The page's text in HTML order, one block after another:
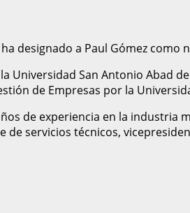
designado a Paul Gómez
Universidad San Antonio Abad
de Empresas por la
de experiencia en la industria
servicios técnicos,